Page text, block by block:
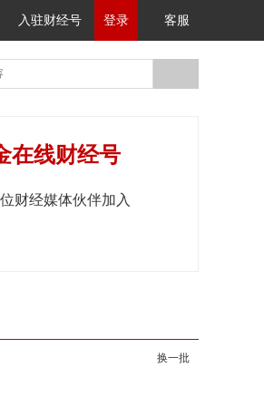
入驻财经号 登录 客服
在线财经号
位财经媒体伙伴加入
换一批